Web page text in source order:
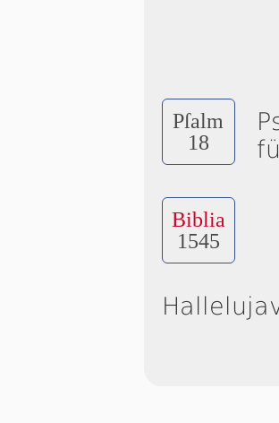
Pſalm
18
Biblia
1545